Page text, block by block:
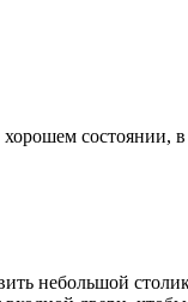
состоянии,
небольшой